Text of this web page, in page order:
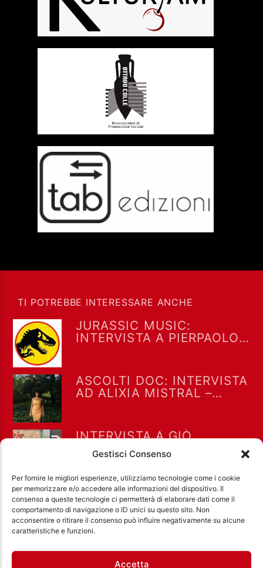
Gestisci Consenso
Per fornire le migliori esperienze, utilizziamo tecnologie come i cookie
per memorizzare e/o accedere alle informazioni del dispositivo. Il
consenso a queste tecnologie ci permetterà di elaborare dati come il
comportamento di navigazione o ID unici su questo sito. Non
acconsentire o ritirare il consenso può influire negativamente su alcune
caratteristiche e funzioni.
Accetta
TI POTREBBE INTERESSARE ANCHE
JURASSIC MUSIC:
INTERVISTA A PIERPAOLO
ASCOLTI DOC: INTERVISTA
AD ALIXIA MISTRAL –
INTERVISTA A GIÒ
CALVERO A “DRIVE IN
SATURDAY” DEL 18/7/2026
Ass. Cult. Dissociazione - Codice fiscale:
Città Aperta via di Casal Bruciato 31/A, Roma